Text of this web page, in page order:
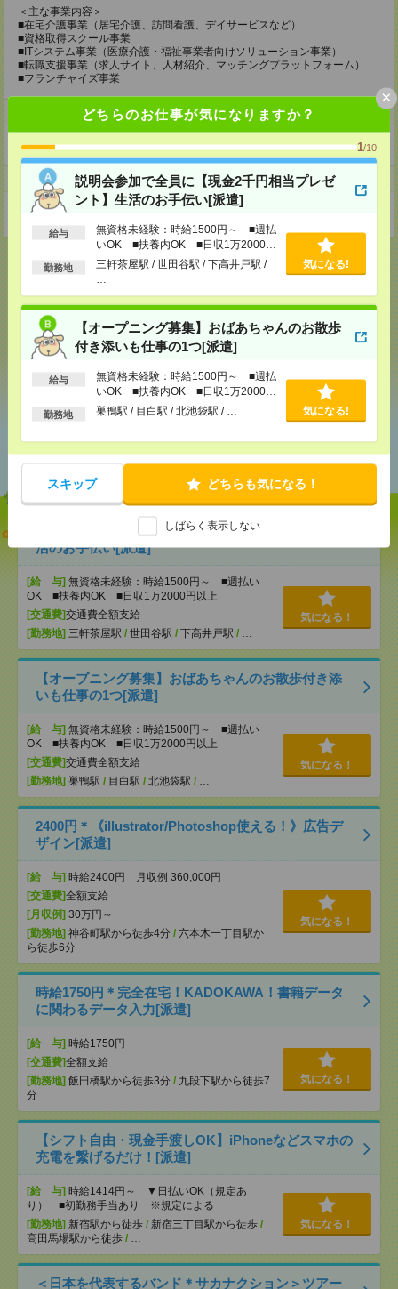
どちらのお仕事が気になりますか？
1/10
説明会参加で全員に【現金2千円相当プレゼ
ント】生活のお手伝い[派遣]
給与
無資格未経験：時給1500円～ ■週払
いOK ■扶養内OK ■日収1万2000円
以上
勤務地
三軒茶屋駅 / 世田谷駅 / 下高井戸駅 /
気になる!
【オープニング募集】おばあちゃんのお散歩
付き添いも仕事の1つ[派遣]
給与
無資格未経験：時給1500円～ ■週払
いOK ■扶養内OK ■日収1万2000円
以上
勤務地 巣鴨駅 / 目白駅 / 北池袋駅 / … 気になる!
スキップ どちらも気になる！
しばらく表示しない
×
＜主な事業内容＞
■在宅介護事業（居宅介護、訪問看護、デイサービスなど）
■資格取得スクール事業
■ITシステム事業（医療介護・福祉事業者向けソリューション事業）
■転職支援事業（求人サイト、人材紹介、マッチングプラットフォーム）
■フランチャイズ事業
ホームページ
https://en-gage.net/eustylelab_job/
事業所
東京都中野区本町1-32-2ハーモニータワー18階
応募ページへ
気になる！
おすすめ
説明会参加で全員に【現金2千円相当プレゼント】生
活のお手伝い[派遣]
[給 与] 無資格未経験：時給1500円～ ■週払い
OK ■扶養内OK ■日収1万2000円以上
[交通費]交通費全額支給
[勤務地] 三軒茶屋駅 / 世田谷駅 / 下高井戸駅 /
気になる！
【オープニング募集】おばあちゃんのお散歩付き添
いも仕事の1つ[派遣]
[給 与] 無資格未経験：時給1500円～ ■週払い
OK ■扶養内OK ■日収1万2000円以上
[交通費]交通費全額支給
[勤務地] 巣鴨駅 / 目白駅 / 北池袋駅 /
気になる！
2400円＊《illustrator/Photoshop使える！》広告デ
ザイン[派遣]
[給 与] 時給2400円 月収例 360,000円
[交通費]全額支給
[月収例] 30万円～
[勤務地] 神谷町駅から徒歩4分 / 六本木一丁目駅か
ら徒歩6分
気になる！
時給1750円＊完全在宅！KADOKAWA！書籍データ
に関わるデータ入力[派遣]
[給 与] 時給1750円
[交通費]全額支給
[勤務地] 飯田橋駅から徒歩3分 / 九段下駅から徒歩7
分
気になる！
【シフト自由・現金手渡しOK】iPhoneなどスマホの
充電を繋げるだけ！[派遣]
[給 与] 時給1414円～ ▼日払いOK（規定あ
り） ■初勤務手当あり ※規定による
[勤務地] 新宿駅から徒歩 / 新宿三丁目駅から徒歩 /
高田馬場駅から徒歩 /
気になる！
＜日本を代表するバンド＊サカナクション＞ツアー